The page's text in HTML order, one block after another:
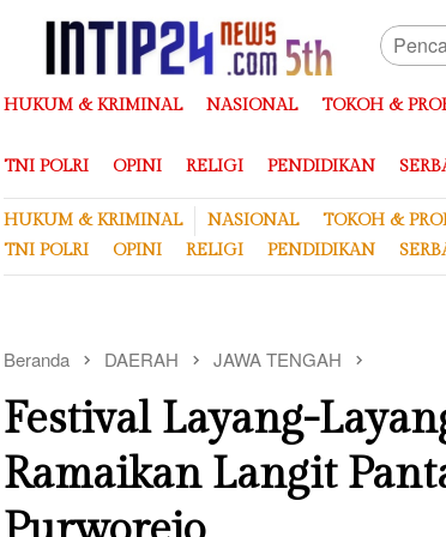
HUKUM & KRIMINAL NASIONAL TOKOH &
TNI POLRI OPINI RELIGI PENDIDIKAN
HUKUM & KRIMINAL NASIONAL TOKOH &
TNI POLRI
OPINI RELIGI PENDIDIKAN
Beranda DAERAH JAWA TENGAH
Festival Layang-
Ramaikan Langit